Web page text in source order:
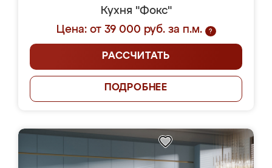
Кухня "Фокс"
Цена: от 39 000 руб. за п.м.
?
РАССЧИТАТЬ
ПОДРОБНЕЕ